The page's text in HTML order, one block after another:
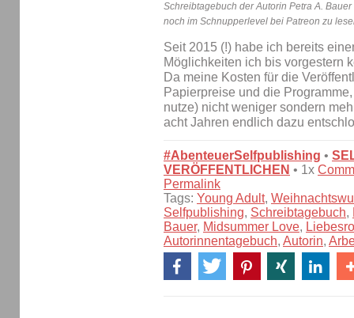
Schreibtagebuch der Autorin Petra A.
noch im Schnupperlevel bei Patreon zu
Seit 2015 (!) habe ich bereits
Möglichkeiten ich bis vorgestern
Da meine Kosten für die
Papierpreise und die
nutze) nicht weniger sondern
acht Jahren endlich dazu
#AbenteuerSelfpublishing •
VERÖFFENTLICHEN • 1x
Permalink
Tags: Young Adult,
Selfpublishing, Schreibtagebuch,
Bauer, Midsummer Love,
Autorinnentagebuch, Autorin,